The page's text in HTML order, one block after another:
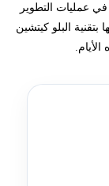
الاصطناعي؟
في عمليات التطوير
بتقنية البلو كيتشين